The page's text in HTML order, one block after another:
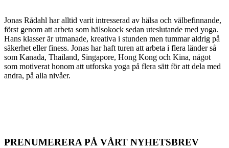
Jonas Rådahl har alltid varit intresserad av hälsa och välbefinnande,
först genom att arbeta som hälsokock sedan uteslutande med yoga.
Hans klasser är utmanade, kreativa i stunden men tummar aldrig på
säkerhet eller finess. Jonas har haft turen att arbeta i flera länder så
som Kanada, Thailand, Singapore, Hong Kong och Kina, något
som motiverat honom att utforska yoga på flera sätt för att dela med
andra, på alla nivåer.
PRENUMERERA PÅ VÅRT NYHETSBREV